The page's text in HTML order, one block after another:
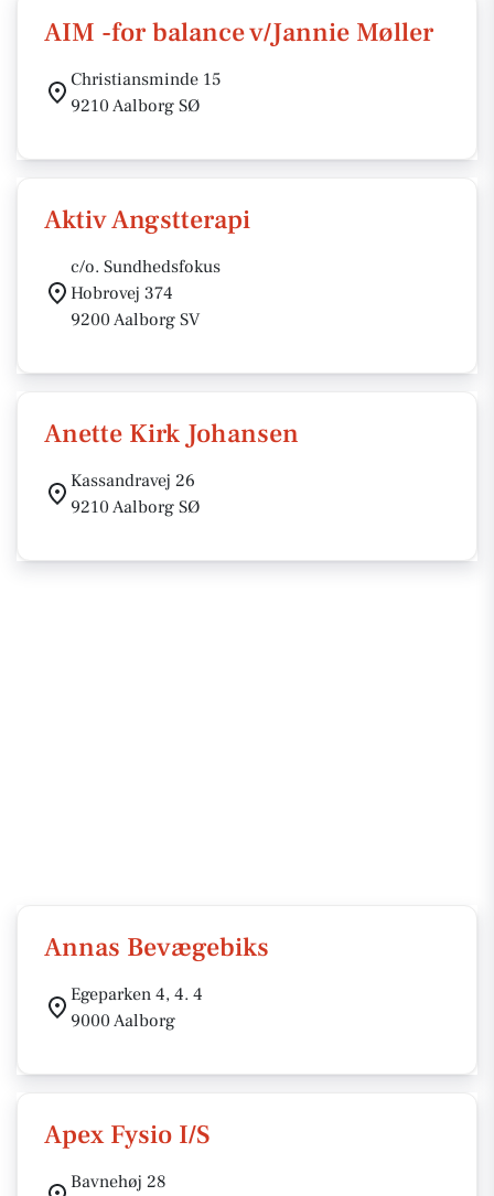
AIM -for balance v/Jannie Møller
Christiansminde 15
9210 Aalborg SØ
Aktiv Angstterapi
c/o. Sundhedsfokus
Hobrovej 374
9200 Aalborg SV
Anette Kirk Johansen
Kassandravej 26
9210 Aalborg SØ
Annas Bevægebiks
Egeparken 4, 4. 4
9000 Aalborg
Apex Fysio I/S
Bavnehøj 28